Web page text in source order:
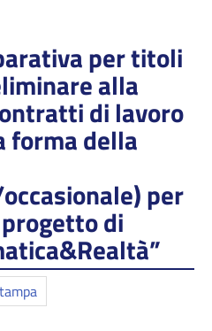
per titoli
alla
di lavoro
forma della
per
di